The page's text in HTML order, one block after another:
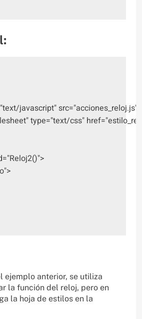
javascript"
type="text/css"
ejemplo anterior, se utiliza
la función del reloj, pero en
la hoja de estilos en la